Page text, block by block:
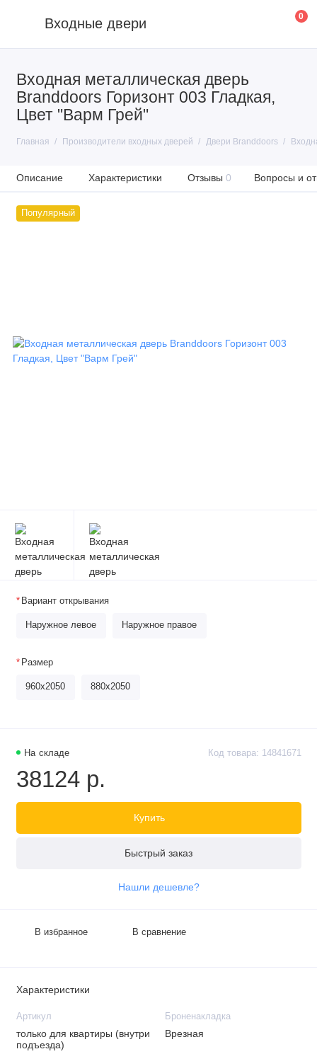
Входные двери 0
Входная металлическая дверь
Branddoors Горизонт 003 Гладкая,
Цвет "Варм Грей"
Главная Производители входных дверей Двери Branddoors
Описание Характеристики Отзывы 0 Вопросы и
Популярный
На складе Код товара: 14841671
38124 р.
Купить
Быстрый заказ
Нашли дешевле?
В избранное В сравнение
Вариант открывания
Наружное левое Наружное правое
Размер
960х2050 880х2050
Характеристики
Артикул
только для квартиры (внутри
подъезда)
Броненакладка
Врезная